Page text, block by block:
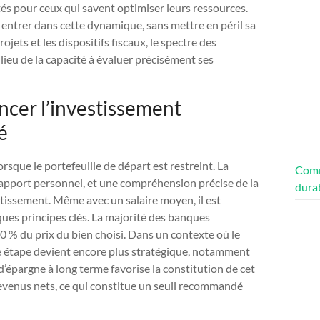
pour ceux qui savent optimiser leurs ressources.
dans cette dynamique, sans mettre en péril sa
et les dispositifs fiscaux, le spectre des
de la capacité à évaluer précisément ses
l’investissement
le portefeuille de départ est restreint. La
personnel, et une compréhension précise de la
Même avec un salaire moyen, il est
principes clés. La majorité des banques
du prix du bien choisi. Dans un contexte où le
devient encore plus stratégique, notamment
à long terme favorise la constitution de cet
nets, ce qui constitue un seuil recommandé